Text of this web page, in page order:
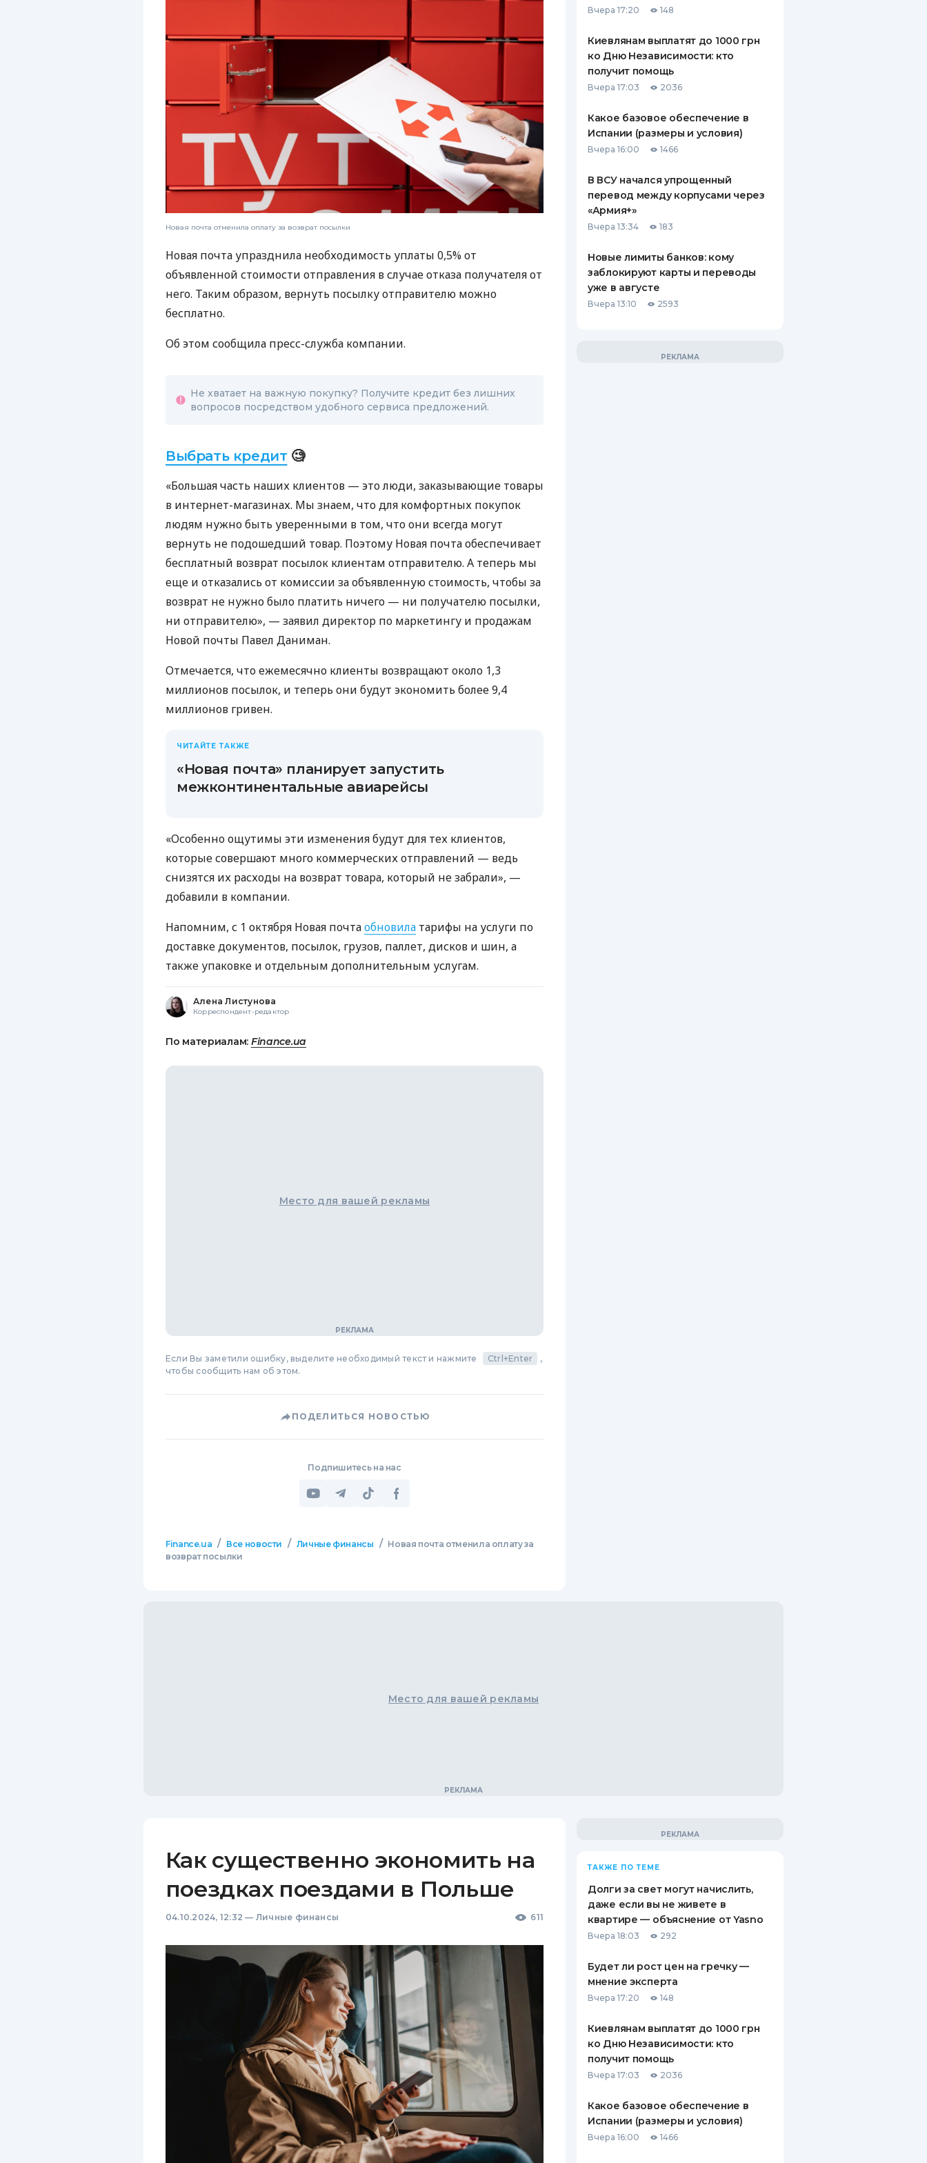
КЕШБЭКА
ВСЕ СТРАХОВЫЕ ПОЛИСЫ
СТРАХОВЫЕ КОМПАНИИ
ОТЗЫВЫ О СТРАХОВЫХ
КОМПАНИЯХ
КОНТАКТЫ
Новая почта отменила оплату за возврат посылки
Новая почта упразднила необходимость уплаты 0,5% от
объявленной стоимости отправления в случае отказа получателя от
него. Таким образом, вернуть посылку отправителю можно
бесплатно.
Об этом сообщила пресс-служба компании.
Не хватает на важную покупку? Получите кредит без лишних
вопросов посредством удобного сервиса предложений.
Выбрать кредит 🧐
«Большая часть наших клиентов — это люди, заказывающие товары
в интернет-магазинах. Мы знаем, что для комфортных покупок
людям нужно быть уверенными в том, что они всегда могут
вернуть не подошедший товар. Поэтому Новая почта обеспечивает
бесплатный возврат посылок клиентам отправителю. А теперь мы
еще и отказались от комиссии за объявленную стоимость, чтобы за
возврат не нужно было платить ничего — ни получателю посылки,
ни отправителю», — заявил директор по маркетингу и продажам
Новой почты Павел Даниман.
Отмечается, что ежемесячно клиенты возвращают около 1,3
миллионов посылок, и теперь они будут экономить более 9,4
миллионов гривен.
ЧИТАЙТЕ ТАКЖЕ
«Новая почта» планирует запустить
межконтинентальные авиарейсы
«Особенно ощутимы эти изменения будут для тех клиентов,
которые совершают много коммерческих отправлений — ведь
снизятся их расходы на возврат товара, который не забрали», —
добавили в компании.
Напомним, с 1 октября Новая почтаобновила тарифы на услуги по
доставке документов, посылок, грузов, паллет, дисков и шин, а
также упаковке и отдельным дополнительным услугам.
Алена Листунова
Корреспондент-редактор
По материалам: Finance.ua
Место для вашей рекламы
Если Вы заметили ошибку, выделите необходимый текст и нажмите Ctrl+Enter
,
чтобы сообщить нам об этом.
ПОДЕЛИТЬСЯ НОВОСТЬЮ
Подпишитесь на нас
Finance.ua / Все новости / Личные финансы / Новая почта отменила оплату за
возврат посылки
Вчера 17:20 148
Киевлянам выплатят до 1000 грн
ко Дню Независимости: кто
получит помощь
Вчера 17:03 2036
Какое базовое обеспечение в
Испании (размеры и условия)
Вчера 16:00 1466
В ВСУ начался упрощенный
перевод между корпусами через
«Армия+»
Вчера 13:34 183
Новые лимиты банков: кому
заблокируют карты и переводы
уже в августе
Вчера 13:10 2593
Место для вашей рекламы
Как существенно экономить на
поездках поездами в Польше
04.10.2024, 12:32 — Личные финансы 611
ТАКЖЕ ПО ТЕМЕ
Долги за свет могут начислить,
даже если вы не живете в
квартире — объяснение от Yasno
Вчера 18:03 292
Будет ли рост цен на гречку —
мнение эксперта
Вчера 17:20 148
Киевлянам выплатят до 1000 грн
ко Дню Независимости: кто
получит помощь
Вчера 17:03 2036
Какое базовое обеспечение в
Испании (размеры и условия)
Вчера 16:00 1466